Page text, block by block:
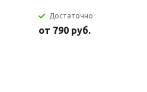
Достаточно
от 790 руб.